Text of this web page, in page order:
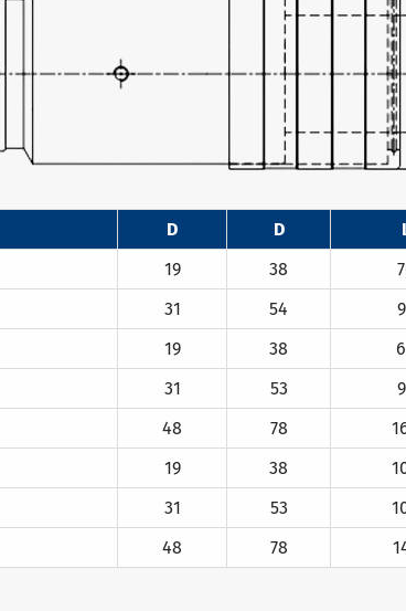
D D
19 38
31 54
19 38
31 53
48 78
19 38
31 53
48 78